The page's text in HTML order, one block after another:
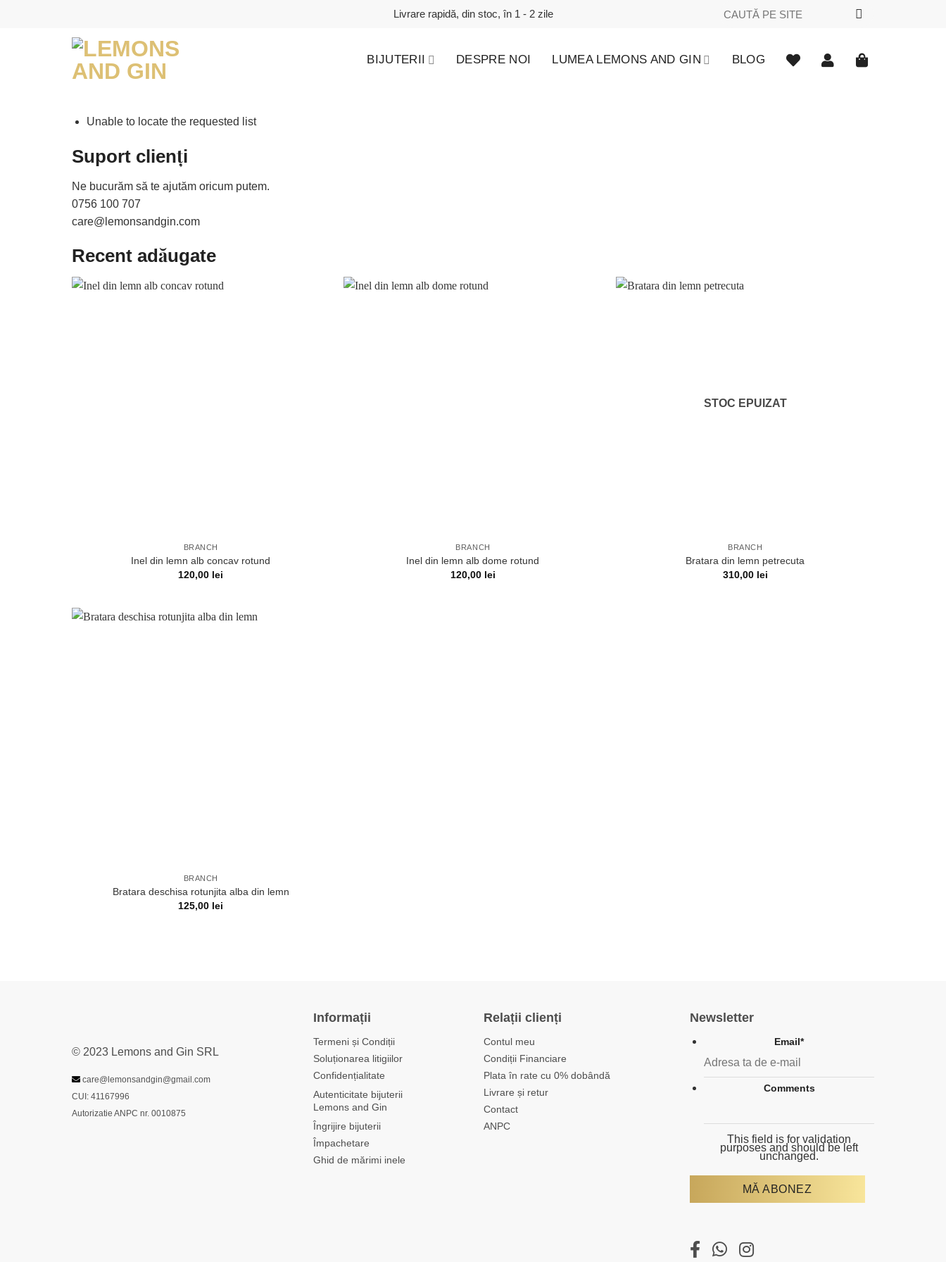
Livrare rapidă, din stoc, în 1 - 2 zile
Caută
BIJUTERII DESPRE NOI LUMEA LEMONS AND GIN BLOG
Unable to locate the requested list
Suport clienți
Ne bucurăm să te ajutăm oricum putem.
0756 100 707
care@lemonsandgin.com
Recent adăugate
BRANCH
Inel din lemn alb concav rotund
120,00 lei
BRANCH
Inel din lemn alb dome rotund
120,00 lei
STOC EPUIZAT
BRANCH
Bratara din lemn petrecuta
310,00 lei
BRANCH
Bratara deschisa rotunjita alba din lemn
125,00 lei
© 2023 Lemons and Gin SRL
care@lemonsandgin@gmail.com
CUI: 41167996
Autorizatie ANPC nr. 0010875
Informații
Termeni și Condiții
Soluționarea litigiilor
Confidențialitate
Autenticitate bijuterii
Lemons and Gin
Îngrijire bijuterii
Împachetare
Ghid de mărimi inele
Relații clienți
Contul meu
Condiții Financiare
Plata în rate cu 0% dobândă
Livrare și retur
Contact
ANPC
Newsletter
Email*
Comments
This field is for validation
purposes and should be left
unchanged.